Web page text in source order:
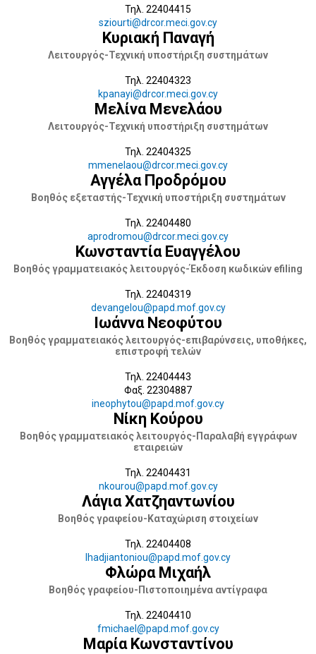
Τηλ. 22404415
sziourti@drcor.meci.gov.cy
Κυριακή Παναγή
Λειτουργός-Τεχνική υποστήριξη συστημάτων
Τηλ. 22404323
kpanayi@drcor.meci.gov.cy
Μελίνα Μενελάου
Λειτουργός-Τεχνική υποστήριξη συστημάτων
Τηλ. 22404325
mmenelaou@drcor.meci.gov.cy
Αγγέλα Προδρόμου
Βοηθός εξεταστής-Τεχνική υποστήριξη συστημάτων
Τηλ. 22404480
aprodromou@drcor.meci.gov.cy
Κωνσταντία Ευαγγέλου
Βοηθός γραμματειακός λειτουργός-Έκδοση κωδικών efiling
Τηλ. 22404319
devangelou@papd.mof.gov.cy
Ιωάννα Νεοφύτου
Βοηθός γραμματειακός λειτουργός-επιβαρύνσεις, υποθήκες,
επιστροφή τελών
Τηλ. 22404443
Φαξ. 22304887
ineophytou@papd.mof.gov.cy
Νίκη Κούρου
Βοηθός γραμματειακός λειτουργός-Παραλαβή εγγράφων
εταιρειών
Τηλ. 22404431
nkourou@papd.mof.gov.cy
Λάγια Χατζηαντωνίου
Βοηθός γραφείου-Καταχώριση στοιχείων
Τηλ. 22404408
lhadjiantoniou@papd.mof.gov.cy
Φλώρα Μιχαήλ
Βοηθός γραφείου-Πιστοποιημένα αντίγραφα
Τηλ. 22404410
fmichael@papd.mof.gov.cy
Μαρία Κωνσταντίνου